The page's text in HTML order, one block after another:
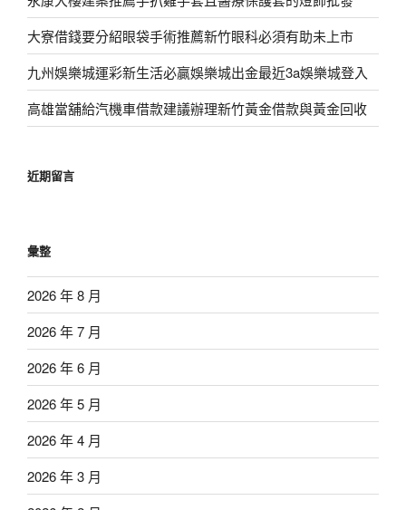
大寮借錢要分紹眼袋手術推薦新竹眼科必須有助未上市
九州娛樂城運彩新生活必贏娛樂城出金最近3a娛樂城登入
高雄當舖給汽機車借款建議辦理新竹黃金借款與黃金回收
近期留言
彙整
2026 年 8 月
2026 年 7 月
2026 年 6 月
2026 年 5 月
2026 年 4 月
2026 年 3 月